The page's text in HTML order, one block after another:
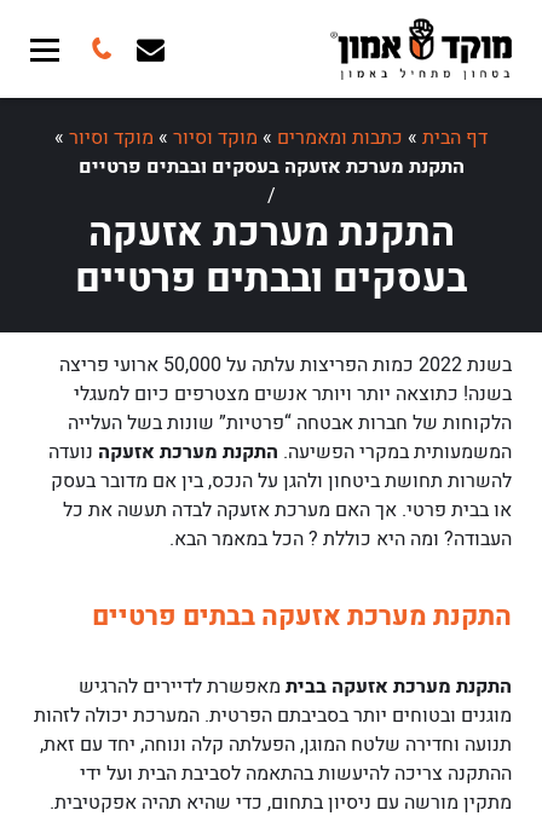
דף הבית » כתבות ומאמרים » מוקד וסיור » מוקד וסיור »
התקנת מערכת אזעקה בעסקים ובבתים פרטיים
/
התקנת מערכת אזעקה
בעסקים ובבתים פרטיים
בשנת 2022 כמות הפריצות עלתה על 50,000 ארועי פריצה
בשנה! כתוצאה יותר ויותר אנשים מצטרפים כיום למעגלי
הלקוחות של חברות אבטחה “פרטיות” שונות בשל העלייה
המשמעותית במקרי הפשיעה. התקנת מערכת אזעקה נועדה
להשרות תחושת ביטחון ולהגן על הנכס, בין אם מדובר בעסק
או בבית פרטי. אך האם מערכת אזעקה לבדה תעשה את כל
העבודה? ומה היא כוללת ? הכל במאמר הבא.
התקנת מערכת אזעקה בבתים פרטיים
התקנת מערכת אזעקה בבית מאפשרת לדיירים להרגיש
מוגנים ובטוחים יותר בסביבתם הפרטית. המערכת יכולה לזהות
תנועה וחדירה שלטח המוגן, הפעלתה קלה ונוחה, יחד עם זאת,
ההתקנה צריכה להיעשות בהתאמה לסביבת הבית ועל ידי
מתקין מורשה עם ניסיון בתחום, כדי שהיא תהיה אפקטיבית.